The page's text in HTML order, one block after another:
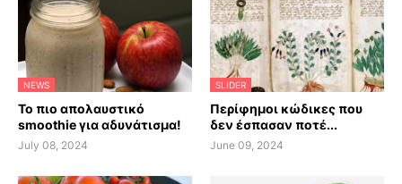
NEWS
Το πιο απολαυστικό
smoothie για αδυνάτισμα!
July 08, 2024
SLIDER
Περίφημοι κώδικες που
δεν έσπασαν ποτέ...
June 09, 2024